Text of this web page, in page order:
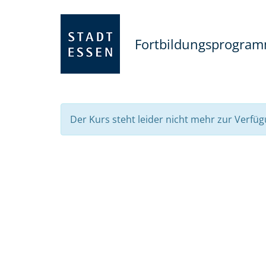
Der Kurs steht leider nicht mehr zur